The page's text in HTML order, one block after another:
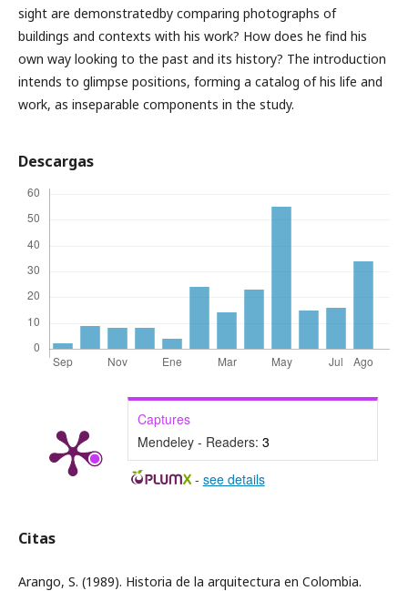
sight are demonstratedby comparing photographs of
buildings and contexts with his work? How does he find his
own way looking to the past and its history? The introduction
intends to glimpse positions, forming a catalog of his life and
work, as inseparable components in the study.
Descargas
Captures
Mendeley - Readers: 3
- see details
Citas
Arango, S. (1989). Historia de la arquitectura en Colombia.